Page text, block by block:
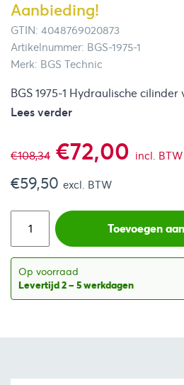
Aanbieding!
GTIN: 4048769020873
Artikelnummer: BGS-1975-1
Merk: BGS Technic
BGS 1975-1 Hydraulische cilinder
Lees verder
€108,34
prijs
was:
€108,34.
€72,00
is:
incl. BTW
€59,50 excl. BTW
Toevoegen
Op voorraad
Levertijd 2 – 5 werkdagen